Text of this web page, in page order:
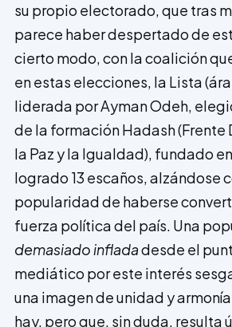
su propio electorado, que tras
parece haber despertado de
cierto modo, con la coalición
en estas eleccio­nes, la Lista
liderada por Ayman Odeh,
de la formación Hadash
la Paz y la Igualdad), fundado en
logrado 13 escaños, alzándose
popularidad de haberse
fuerza política del país. Una
demasiado infladadesde el
mediático por este interés
una imagen de unidad y
hay, pero que, sin duda, resulta